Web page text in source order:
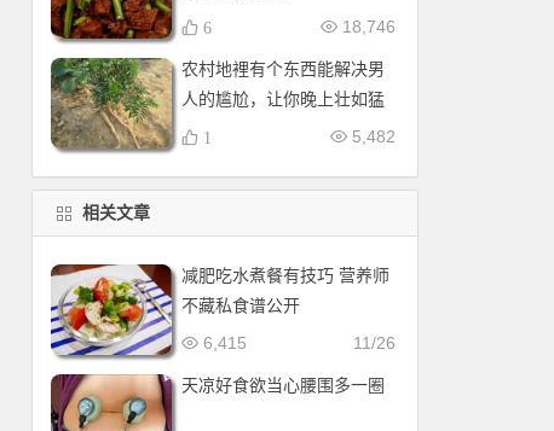
18,746
6
农村地裡有个东西能解决男
人的尴尬，让你晚上壮如猛
牛床受不了
5,482
1
相关文章
减肥吃水煮餐有技巧 营养师
不藏私食谱公开
11/26
6,415
天凉好食欲当心腰围多一圈